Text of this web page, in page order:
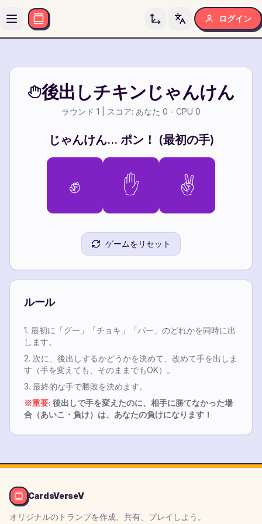
Toggle language
ログイン
後出しチキンじゃんけん
ラウンド 1 | スコア: あなた 0 - CPU 0
じゃんけん... ポン！ (最初の手)
✊ ✋ ✌️
ゲームをリセット
ルール
1. 最初に「グー」「チョキ」「パー」のどれかを同時に出
します。
2. 次に、後出しするかどうかを決めて、改めて手を出しま
す（手を変えても、そのままでもOK）。
3. 最終的な手で勝敗を決めます。
※重要: 後出しで手を変えたのに、相手に勝てなかった場
合（あいこ・負け）は、あなたの負けになります！
CardsVerseV
オリジナルのトランプを作成、共有、プレイしよう。